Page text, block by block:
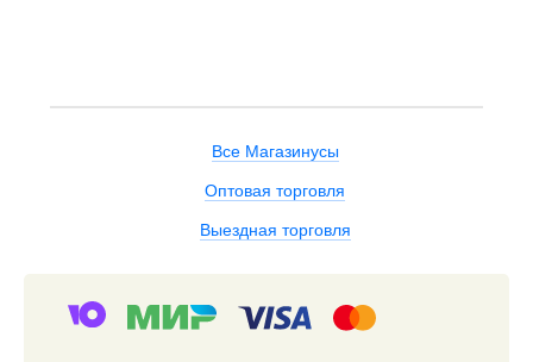
Все Магазинусы
Оптовая торговля
Выездная торговля